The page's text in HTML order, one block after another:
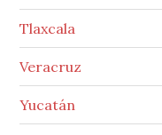
Tlaxcala
Veracruz
Yucatán